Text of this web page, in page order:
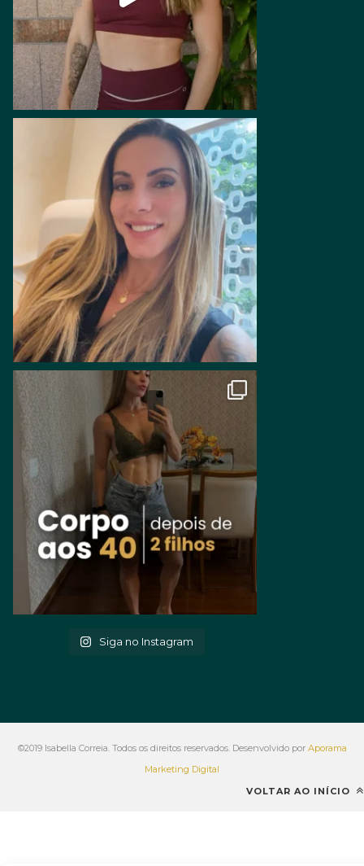
Siga no Instagram
©2019 Isabella Correia. Todos os direitos reservados. Desenvolvido por Aporama
Marketing Digital
VOLTAR AO INÍCIO